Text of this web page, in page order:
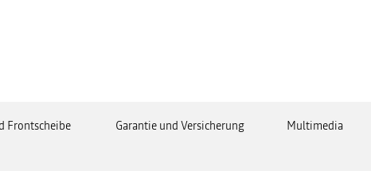
Frontscheibe Garantie und Versicherung Multimedia